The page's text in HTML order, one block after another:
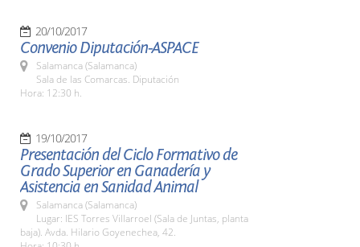
20/10/2017
Convenio Diputación-ASPACE
Salamanca (Salamanca)
Sala de las Comarcas. Diputación
Hora: 12:30 h.
19/10/2017
Presentación del Ciclo Formativo de
Grado Superior en Ganadería y
Asistencia en Sanidad Animal
Salamanca (Salamanca)
Lugar: IES Torres Villarroel (Sala de Juntas, planta
baja). Avda. Hilario Goyenechea, 42.